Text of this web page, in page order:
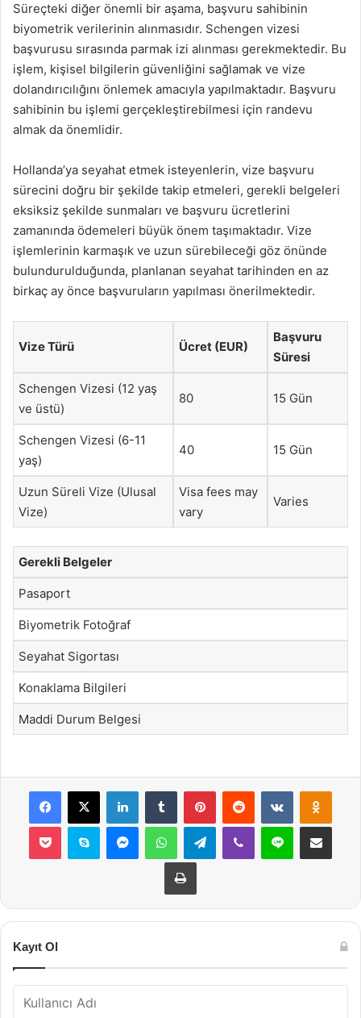
Süreçteki diğer önemli bir aşama, başvuru sahibinin
biyometrik verilerinin alınmasıdır. Schengen vizesi
başvurusu sırasında parmak izi alınması gerekmektedir. Bu
işlem, kişisel bilgilerin güvenliğini sağlamak ve vize
dolandırıcılığını önlemek amacıyla yapılmaktadır. Başvuru
sahibinin bu işlemi gerçekleştirebilmesi için randevu
almak da önemlidir.
Hollanda’ya seyahat etmek isteyenlerin, vize başvuru
sürecini doğru bir şekilde takip etmeleri, gerekli belgeleri
eksiksiz şekilde sunmaları ve başvuru ücretlerini
zamanında ödemeleri büyük önem taşımaktadır. Vize
işlemlerinin karmaşık ve uzun sürebileceği göz önünde
bulundurulduğunda, planlanan seyahat tarihinden en az
birkaç ay önce başvuruların yapılması önerilmektedir.
Vize Türü Ücret (EUR)
Başvuru
Süresi
Schengen Vizesi (12 yaş
ve üstü)
80 15 Gün
Schengen Vizesi (6-11
yaş)
40 15 Gün
Uzun Süreli Vize (Ulusal
Vize)
Visa fees may
vary
Varies
Gerekli Belgeler
Pasaport
Biyometrik Fotoğraf
Seyahat Sigortası
Konaklama Bilgileri
Maddi Durum Belgesi
Facebook
X LinkedInTumblr PinterestReddit VKontakte
Pocket Skype MessengerWhatsAppTelegramViber Line E-Posta ile
Yazdır
Kayıt Ol